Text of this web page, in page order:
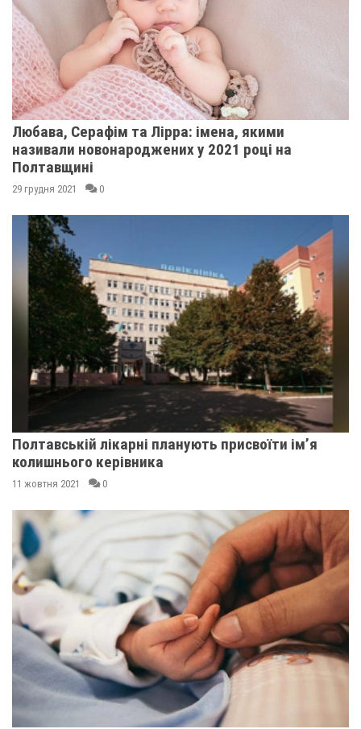
Любава, Серафім та Лірра: імена, якими
називали новонароджених у 2021 році на
Полтавщині
29 грудня 2021 0
Полтавській лікарні планують присвоїти ім’я
колишнього керівника
11 жовтня 2021 0